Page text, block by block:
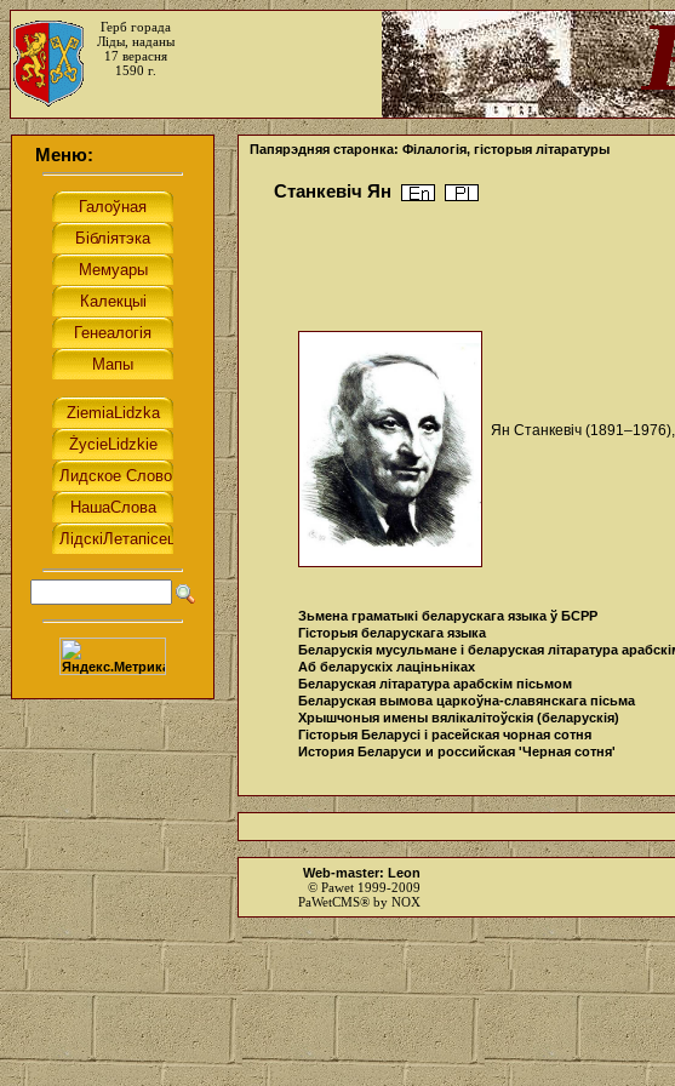
Герб горада
Ліды, наданы
17 верасня
1590 г.
Меню: Папярэдняя старонка: Філалогія, гісторыя літаратуры
Станкевіч Ян
Ян Станкевіч
Зьмена граматыкі беларускага языка ў БСРР
Гісторыя беларускага языка
Беларускія мусульмане i беларуская літаратура
Аб беларускіх лаціньніках
Беларуская літаратура арабскім пісьмом
Беларуская вымова царкоўна-славянскага пісьма
Хрышчоныя имены вялікалітоўскія (беларускія)
Гісторыя Беларусі i расейская чорная сотня
История Беларуси и российская 'Черная сотня'
Web-master: Leon
© Pawet 1999-2009
PaWetCMS® by NOX